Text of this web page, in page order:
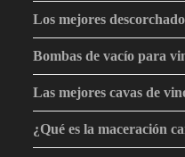
Los mejores
Bombas de vacío para
Las mejores cavas de
¿Qué es la maceración